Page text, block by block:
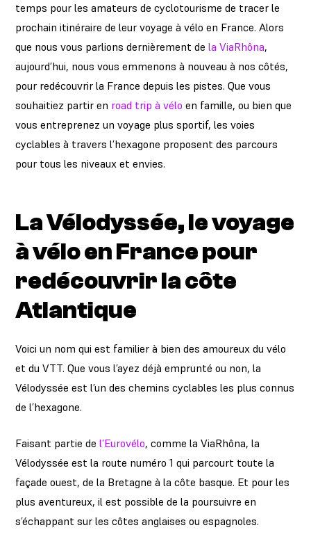
temps pour les amateurs de cyclotourisme de tracer le
prochain itinéraire de leur voyage à vélo en France. Alors
que nous vous parlions dernièrement dela ViaRhôna,
aujourd’hui, nous vous emmenons à nouveau à nos côtés,
pour redécouvrir la France depuis les pistes. Que vous
souhaitiez partir en road trip à vélo en famille, ou bien que
vous entreprenez un voyage plus sportif, les voies
cyclables à travers l’hexagone proposent des parcours
pour tous les niveaux et envies.
La Vélodyssée, le voyage
à vélo en France pour
redécouvrir la côte
Atlantique
Voici un nom qui est familier à bien des amoureux du vélo
et du VTT. Que vous l’ayez déjà emprunté ou non, la
Vélodyssée est l’un des chemins cyclables les plus connus
de l’hexagone.
Faisant partie del’Eurovélo, comme la ViaRhôna, la
Vélodyssée est la route numéro 1 qui parcourt toute la
façade ouest, de la Bretagne à la côte basque. Et pour les
plus aventureux, il est possible de la poursuivre en
s’échappant sur les côtes anglaises ou espagnoles.